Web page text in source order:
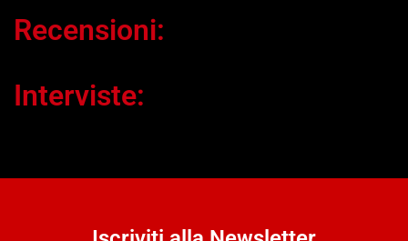
Recensioni:
Interviste: